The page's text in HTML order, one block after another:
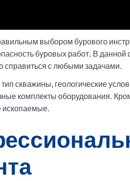
выбором бурового
буровых работ. В
справиться с любыми задачами.
скважины, геологические
комплекты оборудования.
ископаемые.